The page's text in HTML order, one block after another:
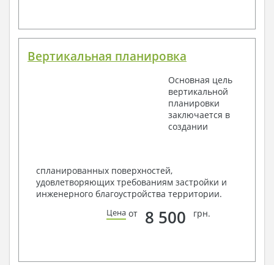
Вертикальная планировка
Основная цель
вертикальной
планировки
заключается в
создании
спланированных поверхностей,
удовлетворяющих требованиям застройки и
инженерного благоустройства территории.
Цена от 8 500 грн.